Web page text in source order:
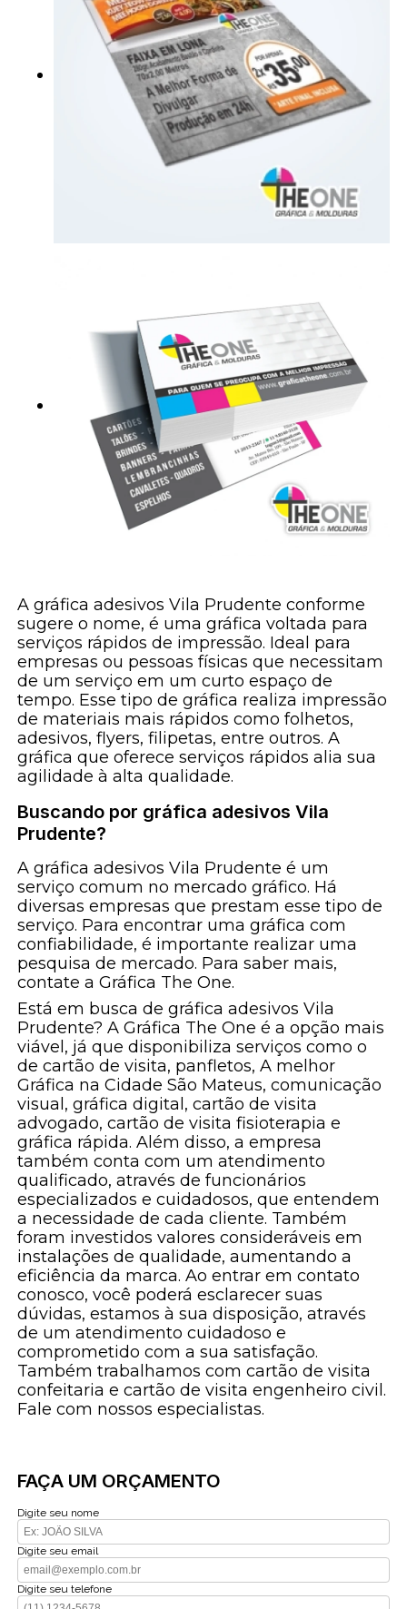
A gráfica adesivos Vila Prudente conforme
sugere o nome, é uma gráfica voltada para
serviços rápidos de impressão. Ideal para
empresas ou pessoas físicas que necessitam
de um serviço em um curto espaço de
tempo. Esse tipo de gráfica realiza impressão
de materiais mais rápidos como folhetos,
adesivos, flyers, filipetas, entre outros. A
gráfica que oferece serviços rápidos alia sua
agilidade à alta qualidade.
Buscando por gráfica adesivos Vila
Prudente?
A gráfica adesivos Vila Prudente é um
serviço comum no mercado gráfico. Há
diversas empresas que prestam esse tipo de
serviço. Para encontrar uma gráfica com
confiabilidade, é importante realizar uma
pesquisa de mercado. Para saber mais,
contate a Gráfica The One.
Está em busca de gráfica adesivos Vila
Prudente? A Gráfica The One é a opção mais
viável, já que disponibiliza serviços como o
de cartão de visita, panfletos, A melhor
Gráfica na Cidade São Mateus, comunicação
visual, gráfica digital, cartão de visita
advogado, cartão de visita fisioterapia e
gráfica rápida. Além disso, a empresa
também conta com um atendimento
qualificado, através de funcionários
especializados e cuidadosos, que entendem
a necessidade de cada cliente. Também
foram investidos valores consideráveis em
instalações de qualidade, aumentando a
eficiência da marca. Ao entrar em contato
conosco, você poderá esclarecer suas
dúvidas, estamos à sua disposição, através
de um atendimento cuidadoso e
comprometido com a sua satisfação.
Também trabalhamos com cartão de visita
confeitaria e cartão de visita engenheiro civil.
Fale com nossos especialistas.
FAÇA UM ORÇAMENTO
Digite seu nome
Digite seu email
Digite seu telefone